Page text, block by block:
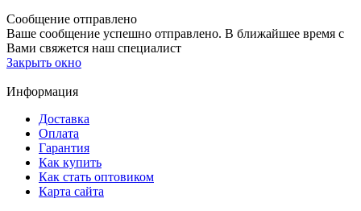
Сообщение отправлено
Ваше сообщение успешно отправлено. В ближайшее время с
Вами свяжется наш специалист
Закрыть окно
Информация
Доставка
Оплата
Гарантия
Как купить
Как стать оптовиком
Карта сайта